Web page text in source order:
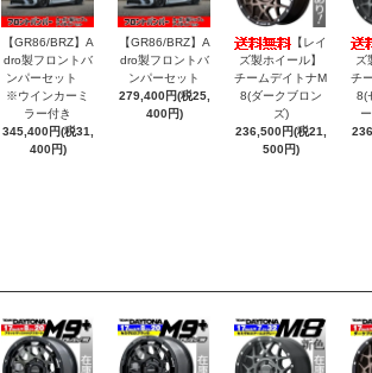
【GR86/BRZ】A
dro製フロントバ
ンパーセット
※ウインカーミ
ラー付き
345,400円(税31,
400円)
【GR86/BRZ】A
dro製フロントバ
ンパーセット
279,400円(税25,
400円)
【レイ
ズ製ホイール】
チームデイトナM
8(ダークブロン
ズ)
236,500円(税21,
500円)
ズ
チ
8(